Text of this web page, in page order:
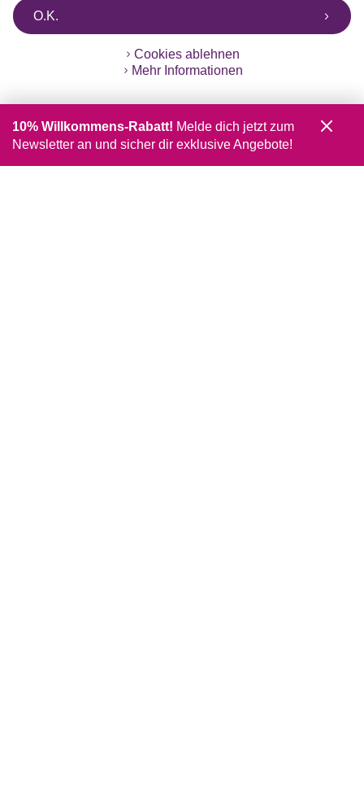
O.K.
Cookies ablehnen
Mehr Informationen
10% Willkommens-Rabatt! Melde dich jetzt zum
Newsletter an und sicher dir exklusive Angebote!